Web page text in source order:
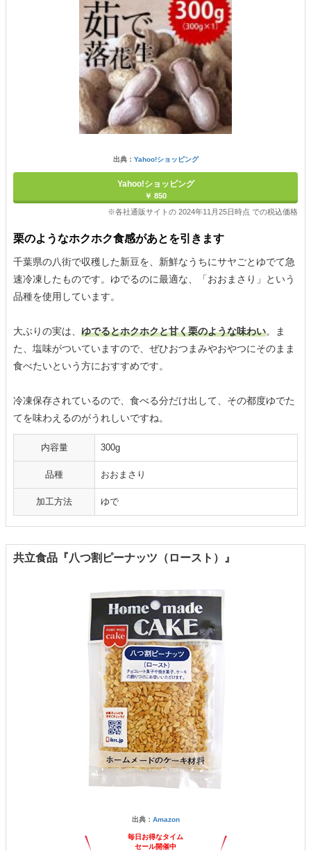
出典： Yahoo!ショッピング
Yahoo!ショッピング
￥ 850
※各社通販サイトの 2024年11月25日時点 での税込価格
栗のようなホクホク食感があとを引きます
千葉県の八街で収穫した新豆を、新鮮なうちにサヤごとゆでて急
速冷凍したものです。ゆでるのに最適な、「おおまさり」という
品種を使用しています。
大ぶりの実は、 ゆでるとホクホクと甘く栗のような味わい。ま
た、塩味がついていますので、ぜひおつまみやおやつにそのまま
食べたいという方におすすめです。
冷凍保存されているので、食べる分だけ出して、その都度ゆでた
てを味わえるのがうれしいですね。
内容量 300g
品種 おおまさり
加工方法 ゆで
共立食品『八つ割ピーナッツ（ロースト）』
出典： Amazon
毎日お得なタイム
セール開催中